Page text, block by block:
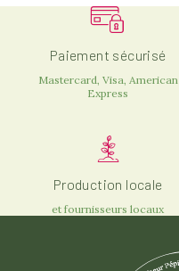
Paiement sécurisé
Mastercard, Visa, American
Express
Production locale
et fournisseurs locaux